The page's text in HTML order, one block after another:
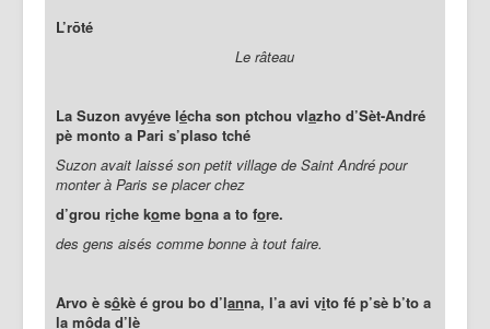
L’rōté
Le râteau
La Suzon avyéve lécha son ptchou vlazho d’Sèt-André
pè monto a Pari s’plaso tché
Suzon avait laissé son petit village de Saint André pour
monter à Paris se placer chez
d’grou riche kome bona a to fore.
des gens aisés comme bonne à tout faire.
Arvo è sôkè é grou bo d’lanna, l’a avi vito fé p’sè b’to a
la môda d’lè